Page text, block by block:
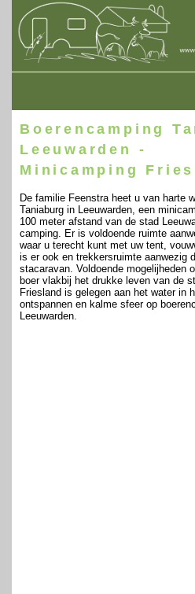
Boerencamping
Leeuwarden -
Minicamping
De familie Feenstra heet u van harte
Taniaburg in Leeuwarden, een
100 meter afstand van de stad
camping. Er is voldoende ruimte
waar u terecht kunt met uw tent,
is er ook en trekkersruimte aanwezig
stacaravan. Voldoende mogelijheden
boer vlakbij het drukke leven van de
Friesland is gelegen aan het water in
ontspannen en kalme sfeer op
Leeuwarden.